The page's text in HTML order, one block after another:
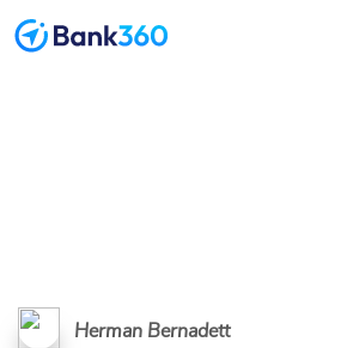
elképesztően
Herman Bernadett